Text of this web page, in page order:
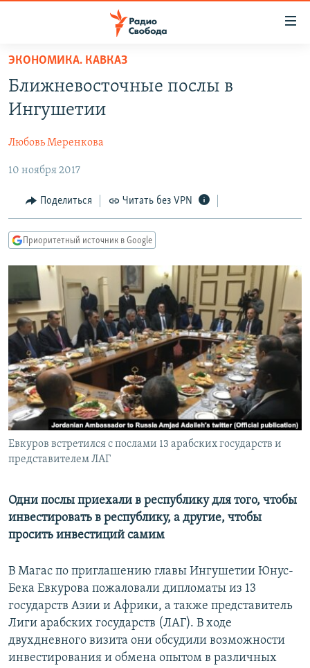
упрощенного
доступа
Вернуться
основному
Вернутся
главной
навигации
Вернутся
поиску
АВТОРСКИЕ ПРОЕКТЫ
ЦИТАТЫ СВОБОДЫ
МНЕНИЯ
КУЛЬТУРА
IDEL.РЕАЛИИ
КАВКАЗ.РЕАЛИИ
СЕВЕР.РЕАЛИИ
СИБИРЬ.РЕАЛИИ
РАСПИСАНИЕ ВЕЩАНИЯ
ПОДПИШИТЕСЬ НА РАССЫЛКУ
СОЦИАЛЬНЫЕ СЕТИ
ЭКОНОМИКА. КАВКАЗ
Ближневосточные послы в
Ингушетии
Любовь Меренкова
10 ноября 2017
Поделиться Читать без VPN
Приоритетный источник в Google
Евкуров встретился с послами 13 арабских государств и
представителем ЛАГ
Одни послы приехали в республику для того, чтобы
инвестировать в республику, а другие, чтобы
просить инвестиций самим
В Магас по приглашению главы Ингушетии Юнус-
Бека Евкурова пожаловали дипломаты из 13
государств Азии и Африки, а также представитель
Лиги арабских государств (ЛАГ). В ходе
двухдневного визита они обсудили возможности
инвестирования и обмена опытом в различных